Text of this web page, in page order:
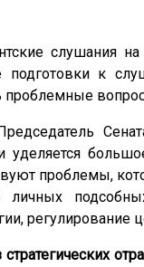
слушания
подготовки к
проблемные
уделяется
проблемы,
личных